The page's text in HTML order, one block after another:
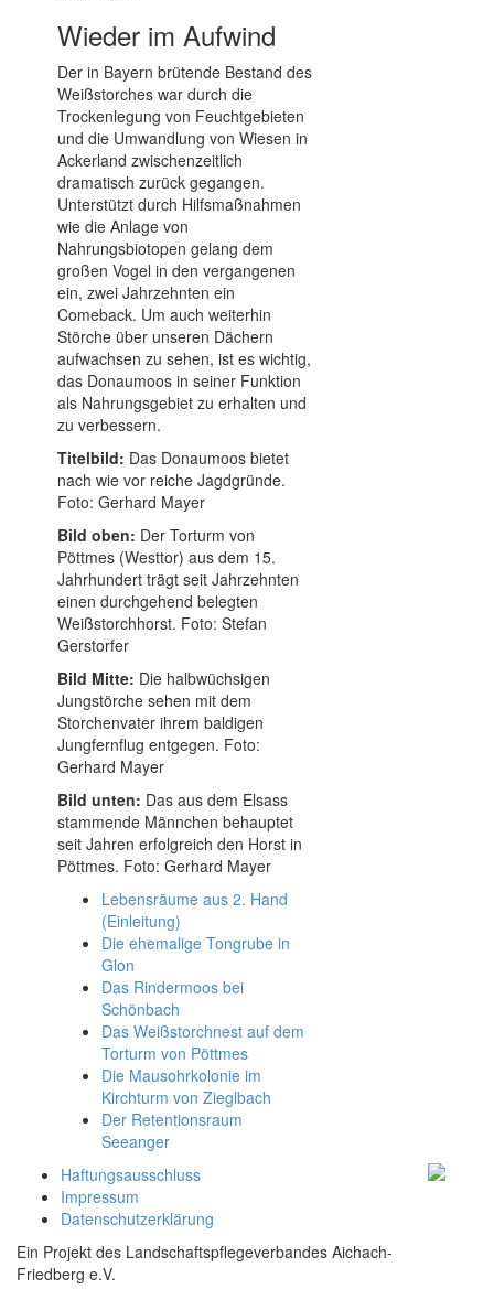
Wieder im Aufwind
Der in Bayern brütende Bestand des
Weißstorches war durch die
Trockenlegung von Feuchtgebieten
und die Umwandlung von Wiesen in
Ackerland zwischenzeitlich
dramatisch zurück gegangen.
Unterstützt durch Hilfsmaßnahmen
wie die Anlage von
Nahrungsbiotopen gelang dem
großen Vogel in den vergangenen
ein, zwei Jahrzehnten ein
Comeback. Um auch weiterhin
Störche über unseren Dächern
aufwachsen zu sehen, ist es wichtig,
das Donaumoos in seiner Funktion
als Nahrungsgebiet zu erhalten und
zu verbessern.
Titelbild: Das Donaumoos bietet
nach wie vor reiche Jagdgründe.
Foto: Gerhard Mayer
Bild oben: Der Torturm von
Pöttmes (Westtor) aus dem 15.
Jahrhundert trägt seit Jahrzehnten
einen durchgehend belegten
Weißstorchhorst. Foto: Stefan
Gerstorfer
Bild Mitte: Die halbwüchsigen
Jungstörche sehen mit dem
Storchenvater ihrem baldigen
Jungfernflug entgegen. Foto:
Gerhard Mayer
Bild unten: Das aus dem Elsass
stammende Männchen behauptet
seit Jahren erfolgreich den Horst in
Pöttmes. Foto: Gerhard Mayer
Lebensräume aus 2. Hand
(Einleitung)
Die ehemalige Tongrube in
Glon
Das Rindermoos bei
Schönbach
Das Weißstorchnest auf dem
Torturm von Pöttmes
Die Mausohrkolonie im
Kirchturm von Zieglbach
Der Retentionsraum
Seeanger
Haftungsausschluss
Impressum
Datenschutzerklärung
Ein Projekt des Landschaftspflegeverbandes Aichach-
Friedberg e.V.